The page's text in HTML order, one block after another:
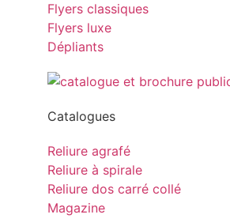
Flyers classiques
Flyers luxe
Dépliants
Catalogues
Reliure agrafé
Reliure à spirale
Reliure dos carré collé
Magazine